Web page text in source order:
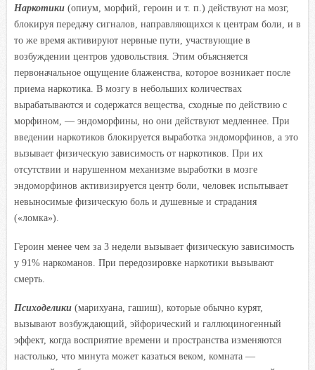
Наркотики (опиум, морфий, героин и т. п.) действуют на мозг,
блокируя передачу сигналов, направляющихся к центрам боли, и в
то же время активируют нервные пути, участвующие в
возбуждении центров удовольствия. Этим объясняется
первоначальное ощущение блаженства, которое возникает после
приема наркотика. В мозгу в небольших количествах
вырабатываются и содержатся вещества, сходные по действию с
морфином, — эндоморфины, но они действуют медленнее. При
введении наркотиков блокируется выработка эндоморфинов, а это
вызывает физическую зависимость от наркотиков. При их
отсутствии и нарушенном механизме выработки в мозге
эндоморфинов активизируется центр боли, человек испытывает
невыносимые физическую боль и душевные и страдания
(«ломка»).
Героин менее чем за 3 недели вызывает физическую зависимость
у 91% наркоманов. При передозировке наркотики вызывают
смерть.
Психоделики (марихуана, гашиш), которые обычно курят,
вызывают возбуждающий, эйфорический и галлюциногенный
эффект, когда восприятие времени и пространства изменяются
настолько, что минута может казаться веком, комната —